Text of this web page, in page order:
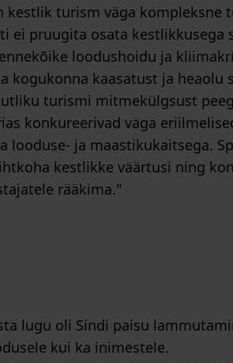
kestlik turism väga kompleksne
ei pruugita osata kestlikkusega
loodushoidu ja
kogukonna kaasatust ja heaolu
turismi mitmekülgsust
konkureerivad väga
looduse- ja maastikukaitsega.
kestlikke väärtusi ning
rääkima."
lugu oli Sindi paisu
kui ka inimestele.